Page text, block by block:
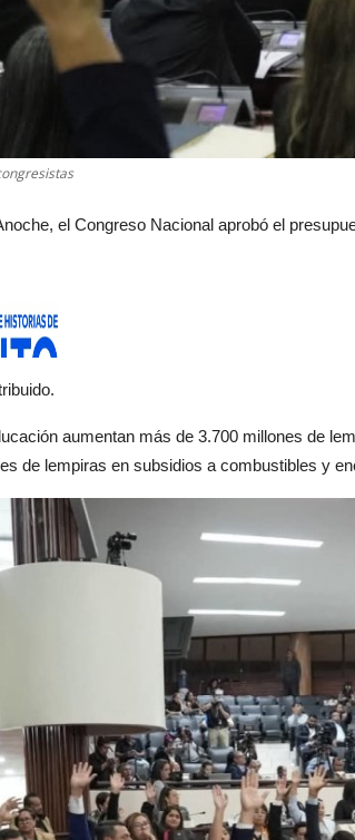
el Congreso Nacional aprobó el
aumentan más de 3.700 millones de
de lempiras en subsidios a combustibles y